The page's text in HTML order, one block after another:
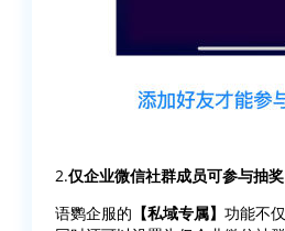
2.仅企业微信社群成员可参与抽奖
语鹦企服的 【私域专属】 功能不